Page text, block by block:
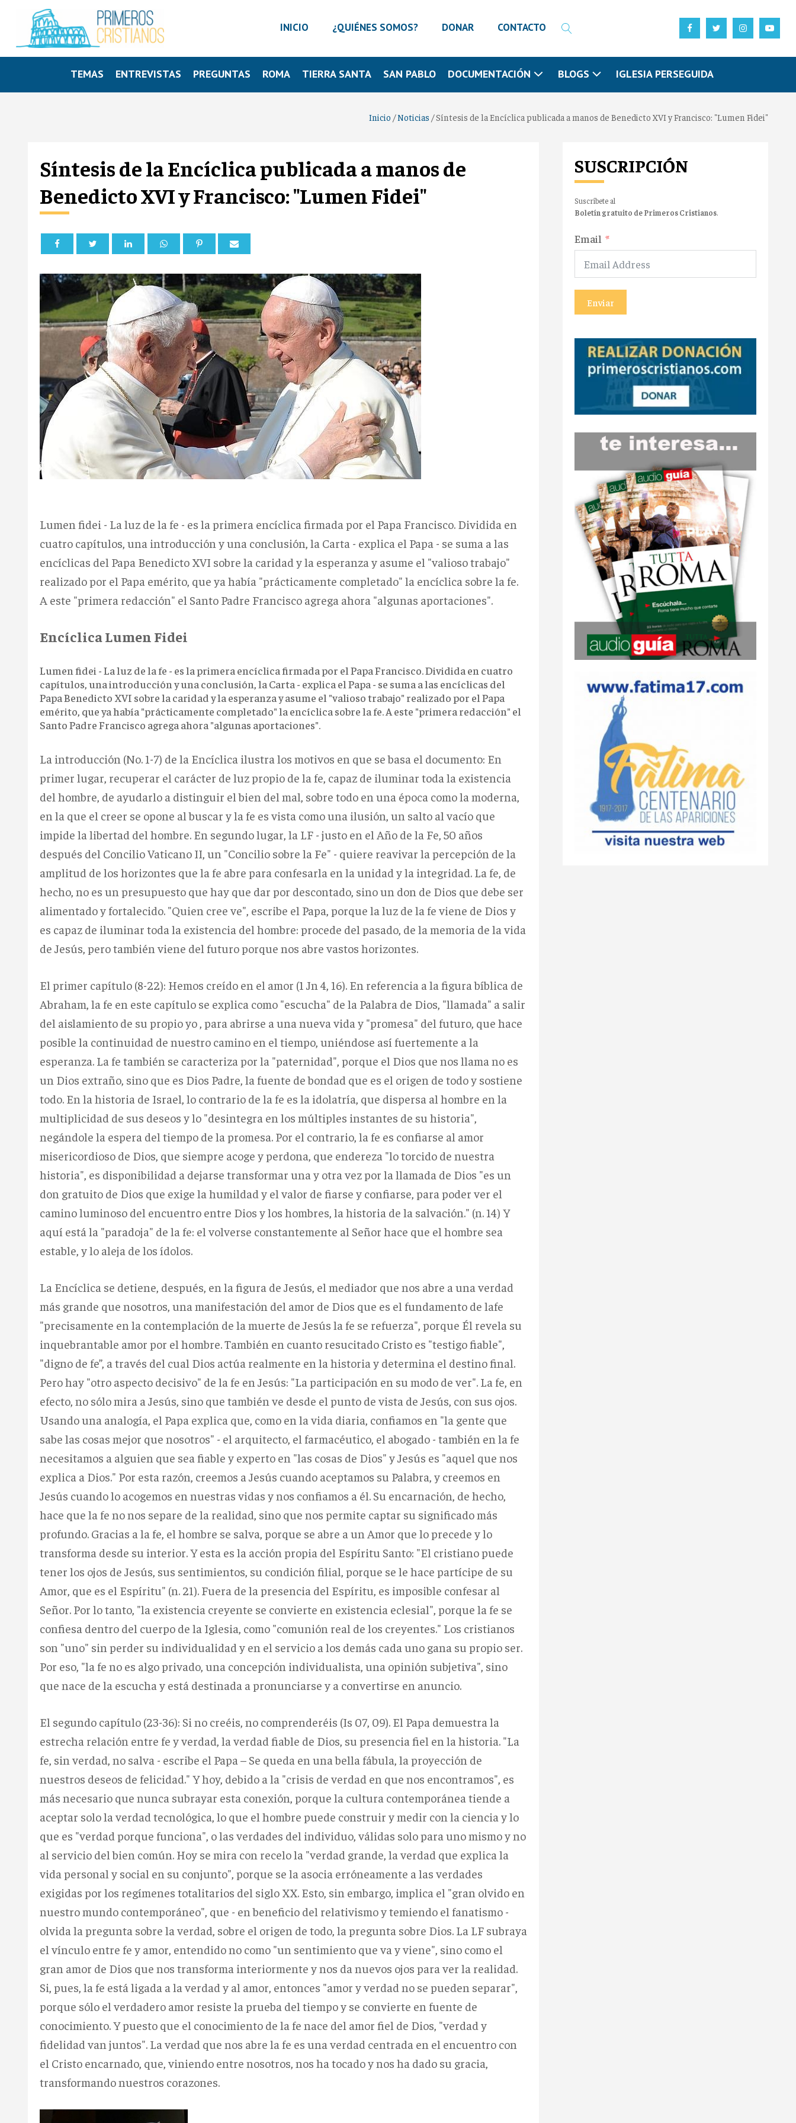
INICIO ¿QUIÉNES SOMOS? DONAR CONTACTO
TEMAS ENTREVISTAS PREGUNTAS ROMA TIERRA SANTA SAN PABLO DOCUMENTACIÓN BLOGS IGLESIA PERSEGUIDA
Inicio /Noticias /Síntesis de la Encíclica publicada a manos de Benedicto XVI y Francisco: "Lumen Fidei"
Síntesis de la Encíclica publicada a manos de
Benedicto XVI y Francisco: "Lumen Fidei"
Lumen fidei - La luz de la fe - es la primera encíclica firmada por el Papa Francisco. Dividida en
cuatro capítulos, una introducción y una conclusión, la Carta - explica el Papa - se suma a las
encíclicas del Papa Benedicto XVI sobre la caridad y la esperanza y asume el "valioso trabajo"
realizado por el Papa emérito, que ya había "prácticamente completado" la encíclica sobre la fe.
A este "primera redacción" el Santo Padre Francisco agrega ahora "algunas aportaciones".
Encíclica Lumen Fidei
Lumen fidei - La luz de la fe - es la primera encíclica firmada por el Papa Francisco. Dividida en cuatro
capítulos, una introducción y una conclusión, la Carta - explica el Papa - se suma a las encíclicas del
Papa Benedicto XVI sobre la caridad y la esperanza y asume el "valioso trabajo" realizado por el Papa
emérito, que ya había "prácticamente completado" la encíclica sobre la fe. A este "primera redacción" el
Santo Padre Francisco agrega ahora "algunas aportaciones".
La introducción (No. 1-7) de la Encíclica ilustra los motivos en que se basa el documento: En
primer lugar, recuperar el carácter de luz propio de la fe, capaz de iluminar toda la existencia
del hombre, de ayudarlo a distinguir el bien del mal, sobre todo en una época como la moderna,
en la que el creer se opone al buscar y la fe es vista como una ilusión, un salto al vacío que
impide la libertad del hombre. En segundo lugar, la LF - justo en el Año de la Fe, 50 años
después del Concilio Vaticano II, un "Concilio sobre la Fe" - quiere reavivar la percepción de la
amplitud de los horizontes que la fe abre para confesarla en la unidad y la integridad. La fe, de
hecho, no es un presupuesto que hay que dar por descontado, sino un don de Dios que debe ser
alimentado y fortalecido. "Quien cree ve", escribe el Papa, porque la luz de la fe viene de Dios y
es capaz de iluminar toda la existencia del hombre: procede del pasado, de la memoria de la vida
de Jesús, pero también viene del futuro porque nos abre vastos horizontes.
El primer capítulo (8-22): Hemos creído en el amor (1 Jn 4, 16). En referencia a la figura bíblica de
Abraham, la fe en este capítulo se explica como "escucha" de la Palabra de Dios, "llamada" a salir
del aislamiento de su propio yo , para abrirse a una nueva vida y "promesa" del futuro, que hace
posible la continuidad de nuestro camino en el tiempo, uniéndose así fuertemente a la
esperanza. La fe también se caracteriza por la "paternidad", porque el Dios que nos llama no es
un Dios extraño, sino que es Dios Padre, la fuente de bondad que es el origen de todo y sostiene
todo. En la historia de Israel, lo contrario de la fe es la idolatría, que dispersa al hombre en la
multiplicidad de sus deseos y lo "desintegra en los múltiples instantes de su historia",
negándole la espera del tiempo de la promesa. Por el contrario, la fe es confiarse al amor
misericordioso de Dios, que siempre acoge y perdona, que endereza "lo torcido de nuestra
historia", es disponibilidad a dejarse transformar una y otra vez por la llamada de Dios "es un
don gratuito de Dios que exige la humildad y el valor de fiarse y confiarse, para poder ver el
camino luminoso del encuentro entre Dios y los hombres, la historia de la salvación." (n. 14) Y
aquí está la "paradoja" de la fe: el volverse constantemente al Señor hace que el hombre sea
estable, y lo aleja de los ídolos.
La Encíclica se detiene, después, en la figura de Jesús, el mediador que nos abre a una verdad
más grande que nosotros, una manifestación del amor de Dios que es el fundamento de lafe
"precisamente en la contemplación de la muerte de Jesús la fe se refuerza", porque Él revela su
inquebrantable amor por el hombre. También en cuanto resucitado Cristo es "testigo fiable",
"digno de fe”, a través del cual Dios actúa realmente en la historia y determina el destino final.
Pero hay "otro aspecto decisivo" de la fe en Jesús: "La participación en su modo de ver". La fe, en
efecto, no sólo mira a Jesús, sino que también ve desde el punto de vista de Jesús, con sus ojos.
Usando una analogía, el Papa explica que, como en la vida diaria, confiamos en "la gente que
sabe las cosas mejor que nosotros" - el arquitecto, el farmacéutico, el abogado - también en la fe
necesitamos a alguien que sea fiable y experto en "las cosas de Dios" y Jesús es "aquel que nos
explica a Dios." Por esta razón, creemos a Jesús cuando aceptamos su Palabra, y creemos en
Jesús cuando lo acogemos en nuestras vidas y nos confiamos a él. Su encarnación, de hecho,
hace que la fe no nos separe de la realidad, sino que nos permite captar su significado más
profundo. Gracias a la fe, el hombre se salva, porque se abre a un Amor que lo precede y lo
transforma desde su interior. Y esta es la acción propia del Espíritu Santo: "El cristiano puede
tener los ojos de Jesús, sus sentimientos, su condición filial, porque se le hace partícipe de su
Amor, que es el Espíritu" (n. 21). Fuera de la presencia del Espíritu, es imposible confesar al
Señor. Por lo tanto, "la existencia creyente se convierte en existencia eclesial", porque la fe se
confiesa dentro del cuerpo de la Iglesia, como "comunión real de los creyentes." Los cristianos
son "uno" sin perder su individualidad y en el servicio a los demás cada uno gana su propio ser.
Por eso, "la fe no es algo privado, una concepción individualista, una opinión subjetiva", sino
que nace de la escucha y está destinada a pronunciarse y a convertirse en anuncio.
El segundo capítulo (23-36): Si no creéis, no comprenderéis (Is 07, 09). El Papa demuestra la
estrecha relación entre fe y verdad, la verdad fiable de Dios, su presencia fiel en la historia. "La
fe, sin verdad, no salva - escribe el Papa – Se queda en una bella fábula, la proyección de
nuestros deseos de felicidad." Y hoy, debido a la "crisis de verdad en que nos encontramos", es
más necesario que nunca subrayar esta conexión, porque la cultura contemporánea tiende a
aceptar solo la verdad tecnológica, lo que el hombre puede construir y medir con la ciencia y lo
que es "verdad porque funciona", o las verdades del individuo, válidas solo para uno mismo y no
al servicio del bien común. Hoy se mira con recelo la "verdad grande, la verdad que explica la
vida personal y social en su conjunto", porque se la asocia erróneamente a las verdades
exigidas por los regímenes totalitarios del siglo XX. Esto, sin embargo, implica el "gran olvido en
nuestro mundo contemporáneo", que - en beneficio del relativismo y temiendo el fanatismo -
olvida la pregunta sobre la verdad, sobre el origen de todo, la pregunta sobre Dios. La LF subraya
el vínculo entre fe y amor, entendido no como "un sentimiento que va y viene", sino como el
gran amor de Dios que nos transforma interiormente y nos da nuevos ojos para ver la realidad.
Si, pues, la fe está ligada a la verdad y al amor, entonces "amor y verdad no se pueden separar",
porque sólo el verdadero amor resiste la prueba del tiempo y se convierte en fuente de
conocimiento. Y puesto que el conocimiento de la fe nace del amor fiel de Dios, "verdad y
fidelidad van juntos". La verdad que nos abre la fe es una verdad centrada en el encuentro con
el Cristo encarnado, que, viniendo entre nosotros, nos ha tocado y nos ha dado su gracia,
transformando nuestros corazones.
SUSCRIPCIÓN
Suscríbete al
Boletín gratuito de Primeros Cristianos.
Email
Enviar